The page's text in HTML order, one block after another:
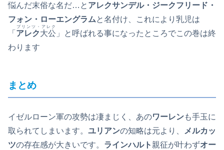
悩んだ末俗な名だ…と アレクサンデル・ジークフリード・
フォン・ローエングラムと名付け、これにより乳児は
「 アレク大公
プリンツ・アレク
」と呼ばれる事になったところでこの巻は終
わります
まとめ
イゼルローン軍の攻勢は凄まじく、あのワーレンも手玉に
取られてしまいます。 ユリアンの知略は元より、 メルカッ
ツの存在感が大きいです。 ラインハルト親征が叶わずオー